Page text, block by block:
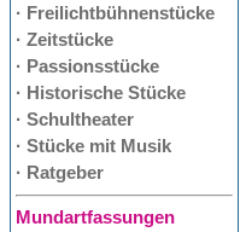
· Freilichtbühnenstücke
· Zeitstücke
· Passionsstücke
· Historische Stücke
· Schultheater
· Stücke mit Musik
· Ratgeber
Mundartfassungen